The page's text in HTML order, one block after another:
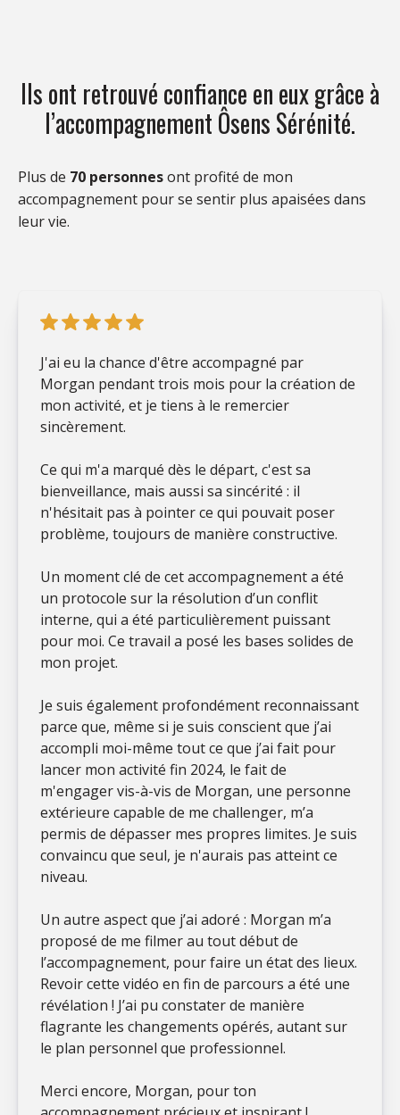
Ils ont retrouvé confiance en eux grâce à
l’accompagnement Ôsens Sérénité.
Plus de 70 personnesont profité de mon
accompagnement pour se sentir plus apaisées dans
leur vie.
J'ai eu la chance d'être accompagné par
Morgan pendant trois mois pour la création de
mon activité, et je tiens à le remercier
sincèrement.
Ce qui m'a marqué dès le départ, c'est sa
bienveillance, mais aussi sa sincérité : il
n'hésitait pas à pointer ce qui pouvait poser
problème, toujours de manière constructive.
Un moment clé de cet accompagnement a été
un protocole sur la résolution d’un conflit
interne, qui a été particulièrement puissant
pour moi. Ce travail a posé les bases solides de
mon projet.
Je suis également profondément reconnaissant
parce que, même si je suis conscient que j’ai
accompli moi-même tout ce que j’ai fait pour
lancer mon activité fin 2024, le fait de
m'engager vis-à-vis de Morgan, une personne
extérieure capable de me challenger, m’a
permis de dépasser mes propres limites. Je suis
convaincu que seul, je n'aurais pas atteint ce
niveau.
Un autre aspect que j’ai adoré : Morgan m’a
proposé de me filmer au tout début de
l’accompagnement, pour faire un état des lieux.
Revoir cette vidéo en fin de parcours a été une
révélation ! J’ai pu constater de manière
flagrante les changements opérés, autant sur
le plan personnel que professionnel.
Merci encore, Morgan, pour ton